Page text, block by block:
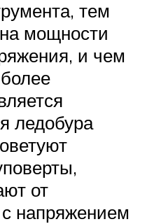
тем
мощности
и чем
ледобура
от
напряжением